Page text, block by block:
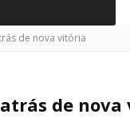
de nova vitória
de